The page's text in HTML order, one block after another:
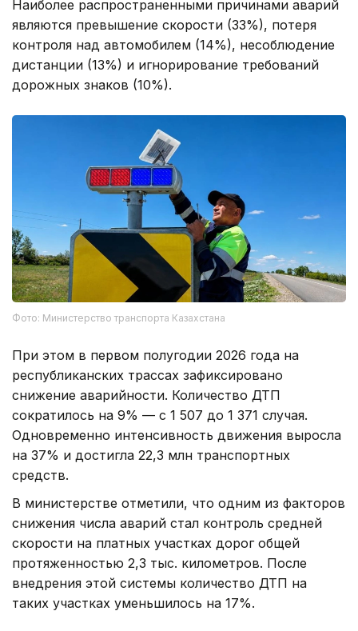
Наиболее распространенными причинами аварий
являются превышение скорости (33%), потеря
контроля над автомобилем (14%), несоблюдение
дистанции (13%) и игнорирование требований
дорожных знаков (10%).
Фото: Министерство транспорта Казахстана
При этом в первом полугодии 2026 года на
республиканских трассах зафиксировано
снижение аварийности. Количество ДТП
сократилось на 9% — с 1 507 до 1 371 случая.
Одновременно интенсивность движения выросла
на 37% и достигла 22,3 млн транспортных
средств.
В министерстве отметили, что одним из факторов
снижения числа аварий стал контроль средней
скорости на платных участках дорог общей
протяженностью 2,3 тыс. километров. После
внедрения этой системы количество ДТП на
таких участках уменьшилось на 17%.